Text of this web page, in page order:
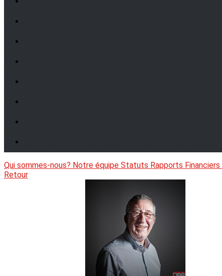
Qui sommes-nous? Notre équipe Statuts Rapports Financiers
Retour